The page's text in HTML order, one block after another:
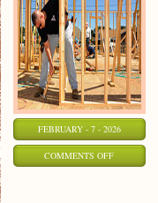
FEBRUARY - 7 - 2026
COMMENTS OFFON